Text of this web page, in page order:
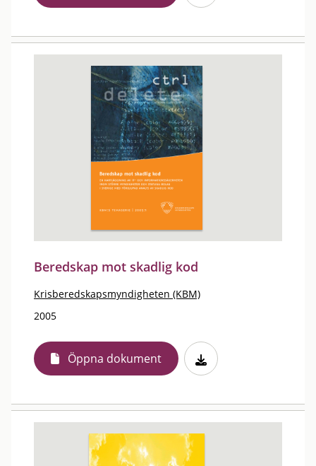
Beredskap mot skadlig kod
Krisberedskapsmyndigheten (KBM)
2005
Öppna dokument